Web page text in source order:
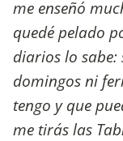
me enseñó
quedé pelado
diarios lo
domingos ni
tengo y que
me tirás las